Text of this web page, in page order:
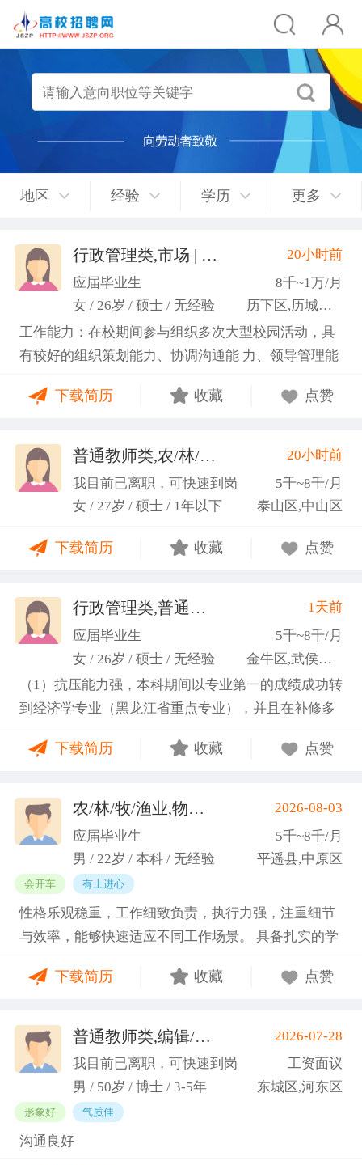
地区 经验 学历 更多
行政管理类,市场 | 媒介 | 广告 | 设计,人事/行政/后勤
20小时前
应届毕业生
8千~1万/月
女 / 26岁 / 硕士 / 无经验
历下区,历城区,市中区
工作能力：在校期间参与组织多次大型校园活动，具
有较好的组织策划能力、协调沟通能 力、领导管理能
务； 学习能力：有清晰的自我定位，能够很好地吸纳
做事认真细心，具有较强的执行力、高度敬业精神、
良好的职业操 守和团队协作精神。
下载简历 收藏 点赞
普通教师类,农/林/牧/渔业 (张卓璐)20小时前
我目前已离职，可快速到岗
5千~8千/月
女 / 27岁 / 硕士 / 1年以下
泰山区,中山区
下载简历 收藏 点赞
行政管理类,普通教师类
1天前
应届毕业生
5千~8千/月
女 / 26岁 / 硕士 / 无经验
金牛区,武侯区,青羊区
（1）抗压能力强，本科期间以专业第一的成绩成功转
到经济学专业（黑龙江省重点专业），并且在补修多
学；研一刚入学就跟随导师参加多个项目书撰写，其
基金项目以及国家重大课题项目申报书的撰写。
（2）沟通能力强，2023年9月-2024年6月在研究生管
理办公室担任助管，主要负责硕士、博士研究生开
题、预答辩和正式答辩答辩秘书工作，同时负责研究
生入学复试相关工作，研究生日常事务管理工作，与
老师和同学多方沟通协调；2025年4月-2025年7月在
图书馆信息处担任助管，主要负责毕业生论文查重、
上传，毕业生信息核对，以及协助图书馆老师与学生
沟通举办各种活动。 （3）组织管理能力强，在读期
一百余人，并组织每天口语晨读活动，同时不定期举
办各种社团内部活动，如迎新、英语角等。
下载简历 收藏 点赞
农/林/牧/渔业,物业管理,环保,物流/仓储,人事/行政/后勤
2026-08-03
应届毕业生
5千~8千/月
男 / 22岁 / 本科 / 无经验
平遥县,中原区
会开车 有上进心
性格乐观稳重，工作细致负责，执行力强，注重细节
与效率，能够快速适应不同工作场景。 具备扎实的学
路与良好的问题处理意识。 拥有较强的团队协作与跨
稳步成长并创造价值。
下载简历 收藏 点赞
普通教师类,编辑/出版/印刷 (刘先生)
2026-07-28
我目前已离职，可快速到岗
工资面议
男 / 50岁 / 博士 / 3-5年
东城区,河东区
形象好 气质佳
沟通良好